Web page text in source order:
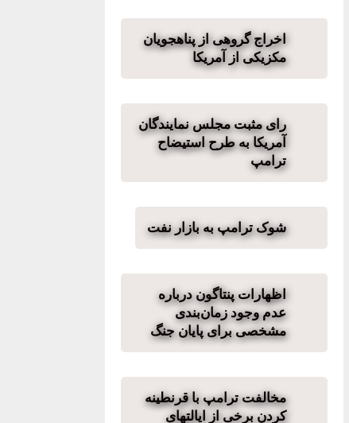
اخراج گروهی از پناهجویان
مکزیکی از آمریکا
رای مثبت مجلس نمایندگان
آمریکا به طرح استیضاح
ترامپ
شوک ترامپ به بازار نفت
اظهارات پنتاگون درباره
عدم وجود زمان‌بندی
مشخصی برای پایان جنگ
مخالفت ترامپ با قرنطینه
کردن برخی از ایالتهای